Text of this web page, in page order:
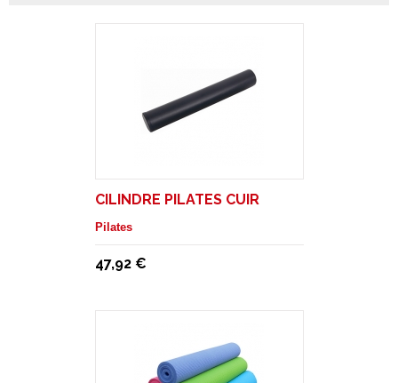
CILINDRE PILATES CUIR
Pilates
47,92 €